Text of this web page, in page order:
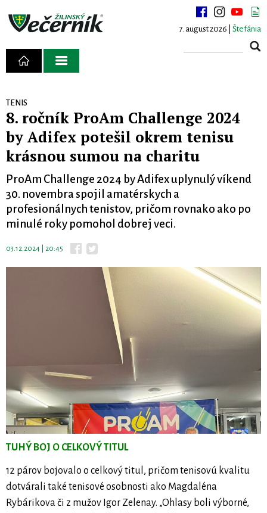
7. august 2026 | Štefánia
TENIS
8. ročník ProAm Challenge 2024
by Adifex potešil okrem tenisu
krásnou sumou na charitu
ProAm Challenge 2024 by Adifex uplynulý víkend
30. novembra spojil amatérskych a
profesionálnych tenistov, pričom rovnako ako po
minulé roky pomohol dobrej veci.
03.12.2024 | 20:45
TUHÝ BOJ O CELKOVÝ TITUL
12 párov bojovalo o celkový titul, pričom tenisovú kvalitu
dotvárali také tenisové osobnosti ako Magdaléna
Rybárikova či z mužov Igor Zelenay. „Ohlasy boli výborné,